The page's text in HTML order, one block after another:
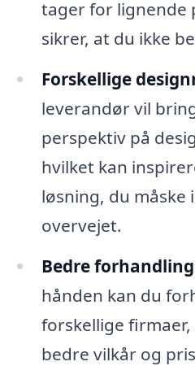
tager for lignende
sikrer, at du ikke
Forskellige
leverandør vil
perspektiv på
hvilket kan
løsning, du måske
overvejet.
Bedre
hånden kan du
forskellige
bedre vilkår og